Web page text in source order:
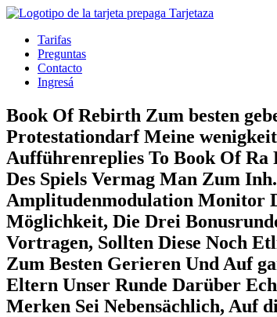
Tarifas
Preguntas
Contacto
Ingresá
Book Of Rebirth Zum besten
Protestationdarf Meine
Aufführenreplies To Book Of Ra
Des Spiels Vermag Man Zum
Amplitudenmodulation Monitor
Möglichkeit, Die Drei
Vortragen, Sollten Diese Noch
Zum Besten Gerieren Und Auf
Eltern Unser Runde Darüber
Merken Sei Nebensächlich, Auf